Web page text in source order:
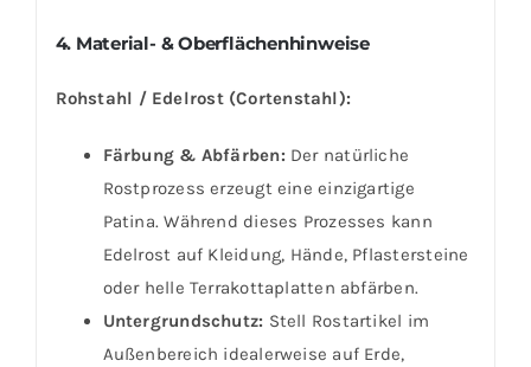
4. Material- & Oberflächenhinweise
Rohstahl / Edelrost (Cortenstahl):
Färbung & Abfärben: Der natürliche
Rostprozess erzeugt eine einzigartige
Patina. Während dieses Prozesses kann
Edelrost auf Kleidung, Hände, Pflastersteine
oder helle Terrakottaplatten abfärben.
Untergrundschutz: Stell Rostartikel im
Außenbereich idealerweise auf Erde,